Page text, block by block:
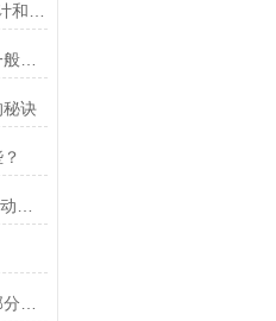
DEUBLIN(杜博林)旋转接头漏水一般应从以下几个方面来找原因
秘诀